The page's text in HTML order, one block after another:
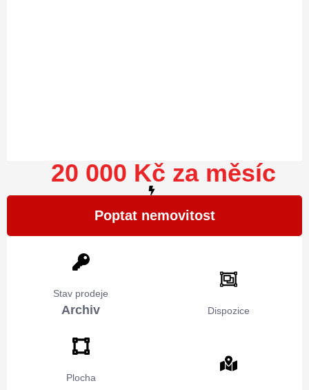
20 000 Kč za měsíc
Poptat nemovitost
Stav prodeje
Archiv Dispozice
Plocha